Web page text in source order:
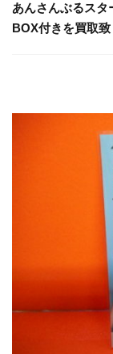
あんさんぶるス
BOX付きを買取致